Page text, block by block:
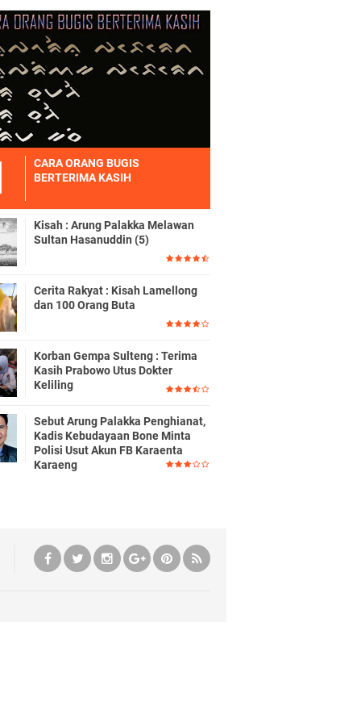
CARA ORANG BUGIS
BERTERIMA KASIH
Kisah : Arung Palakka Melawan
Sultan Hasanuddin (5)
Cerita Rakyat : Kisah Lamellong
dan 100 Orang Buta
Korban Gempa Sulteng : Terima
Kasih Prabowo Utus Dokter
Keliling
Sebut Arung Palakka Penghianat,
Kadis Kebudayaan Bone Minta
Polisi Usut Akun FB Karaenta
Karaeng